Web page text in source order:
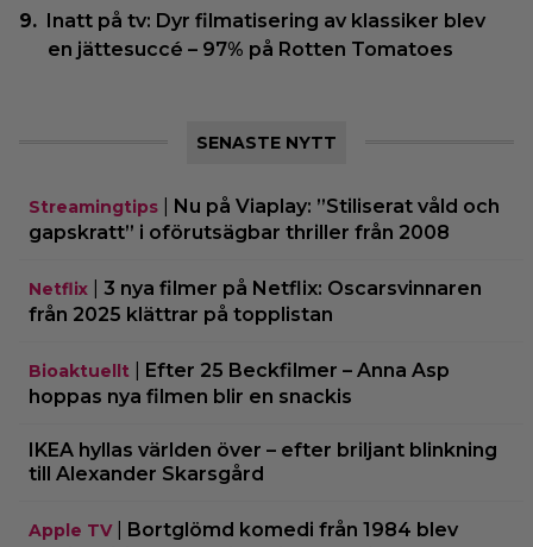
Inatt på tv: Dyr filmatisering av klassiker blev
en jättesuccé – 97% på Rotten Tomatoes
SENASTE NYTT
Streamingtips
Nu på Viaplay: ”Stiliserat våld och
gapskratt” i oförutsägbar thriller från 2008
Netflix
3 nya filmer på Netflix: Oscarsvinnaren
från 2025 klättrar på topplistan
Bioaktuellt
Efter 25 Beckfilmer – Anna Asp
hoppas nya filmen blir en snackis
IKEA hyllas världen över – efter briljant blinkning
till Alexander Skarsgård
Apple TV| Bortglömd komedi från 1984 blev